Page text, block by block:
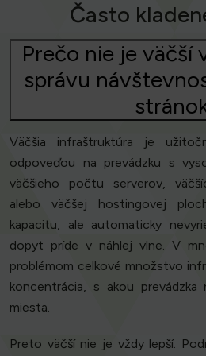
Často
Prečo nie je väčší
správu
Väčšia infraštruktúra je
odpoveďou na prevádzku s
väčšieho počtu serverov,
alebo väčšej hostingovej
kapacitu, ale automaticky
dopyt príde v náhlej vlne. V
problémom celkové množstvo
koncentrácia, s akou prevádzka
miesta.
Preto väčší nie je vždy lepší.